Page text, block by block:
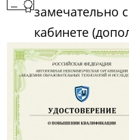
замечательно
кабинете